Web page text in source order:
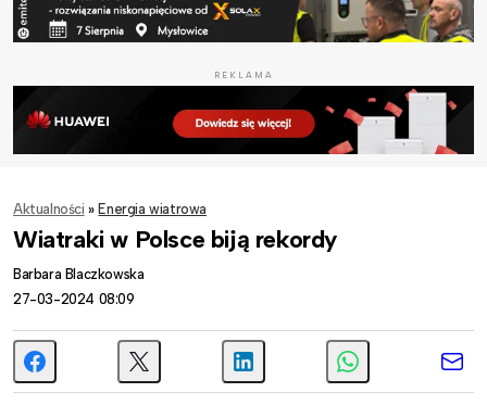
REKLAMA
Aktualności » Energia wiatrowa
Wiatraki w Polsce biją rekordy
Barbara Blaczkowska
27-03-2024 08:09